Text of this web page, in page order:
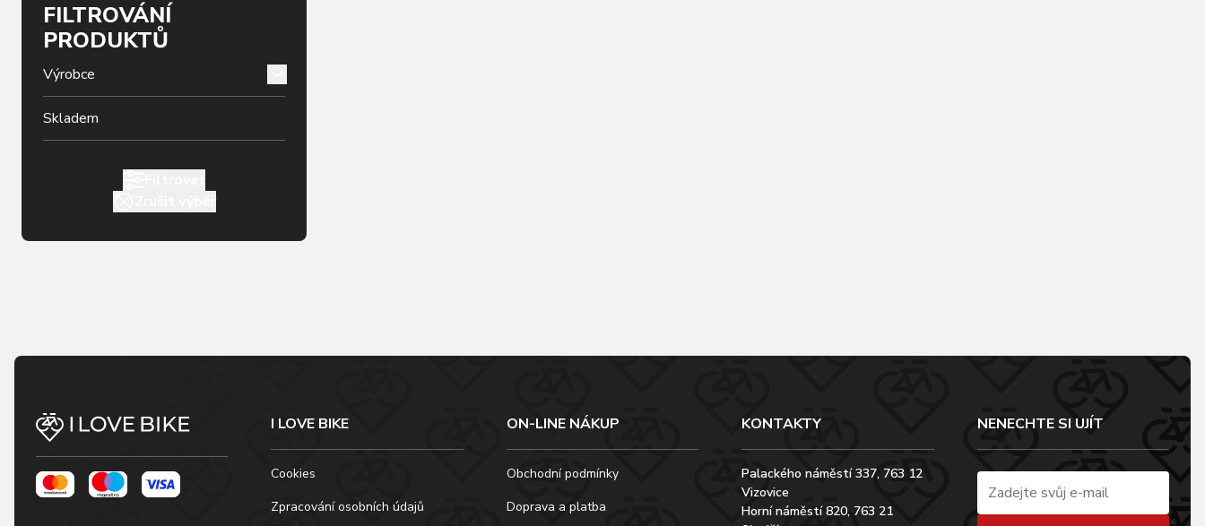
FILTROVÁNÍ
PRODUKTŮ
Výrobce
Skladem
I LOVE BIKE
Cookies
Zpracování osobních údajů
ON-LINE NÁKUP
Obchodní podmínky
Doprava a platba
KONTAKTY
Palackého náměstí 337, 763 12
Vizovice
Horní náměstí 820, 763 21
NENECHTE SI UJÍT